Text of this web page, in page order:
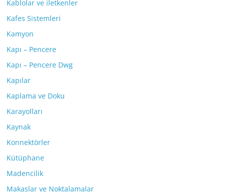
Kablolar ve iletkenler
Kafes Sistemleri
Kamyon
Kapı – Pencere
Kapı – Pencere Dwg
Kapılar
Kaplama ve Doku
Karayolları
Kaynak
Konnektörler
Kütüphane
Madencilik
Makaslar ve Noktalamalar